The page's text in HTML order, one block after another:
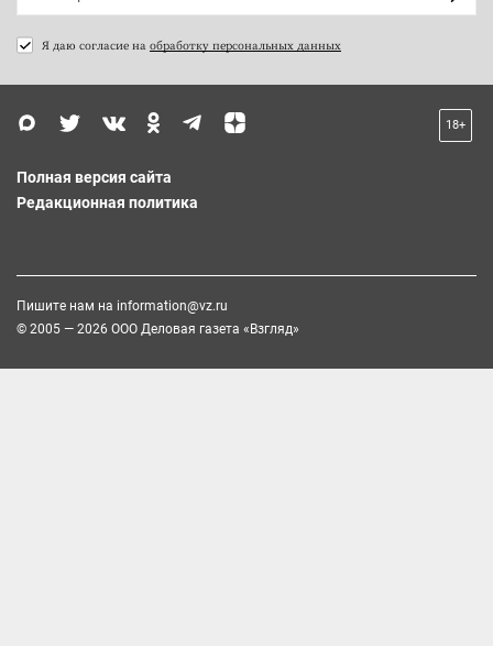
Я даю согласие на обработку персональных данных
18+
Полная версия сайта
Редакционная политика
Пишите нам на information@vz.ru
© 2005 — 2026 ООО Деловая газета «Взгляд»